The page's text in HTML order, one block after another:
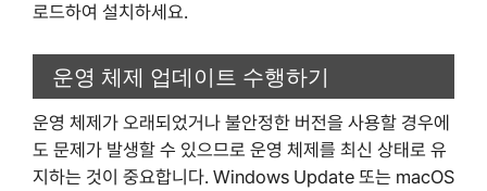
로드하여 설치하세요.
운영 체제 업데이트 수행하기
운영 체제가 오래되었거나 불안정한 버전을 사용할 경우에
도 문제가 발생할 수 있으므로 운영 체제를 최신 상태로 유
지하는 것이 중요합니다. Windows Update 또는 macOS